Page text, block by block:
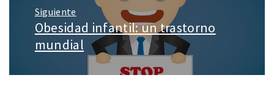
Siguiente
Entrada
siguiente:
Obesidad infantil: un trastorno
mundial